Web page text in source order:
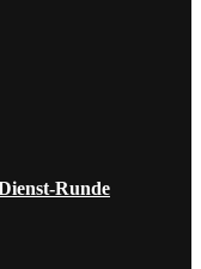
Runde